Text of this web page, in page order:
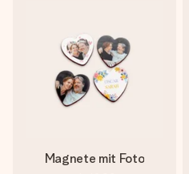
Magnete mit Foto